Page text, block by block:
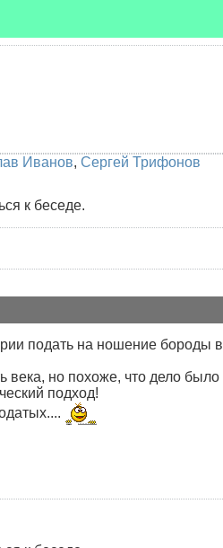
Иванов, Сергей Трифонов
к беседе.
подать на ношение бороды
века, но похоже, что дело
подход!